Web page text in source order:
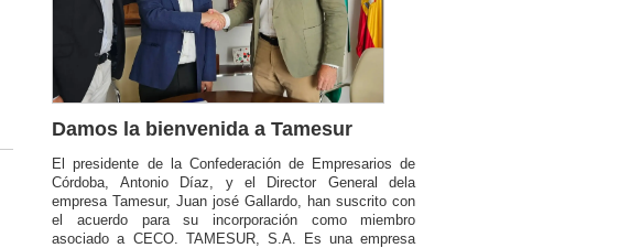
Damos la bienvenida a Tamesur
El presidente de la Confederación de Empresarios de
Córdoba, Antonio Díaz, y el Director General dela
empresa Tamesur, Juan josé Gallardo, han suscrito con
el acuerdo para su incorporación como miembro
asociado a CECO. TAMESUR, S.A. Es una empresa